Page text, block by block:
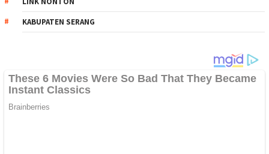
KABUPATEN SERANG